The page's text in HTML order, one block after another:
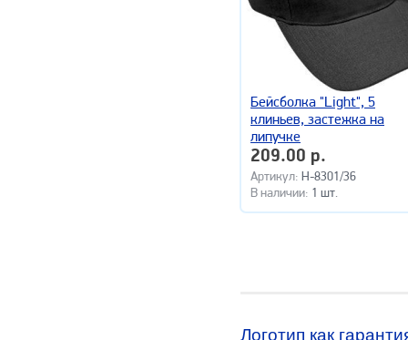
Бейсболка "Light", 5
клиньев, застежка на
липучке
209.00 р.
Артикул: H-8301/36
В наличии: 1 шт.
Логотип как